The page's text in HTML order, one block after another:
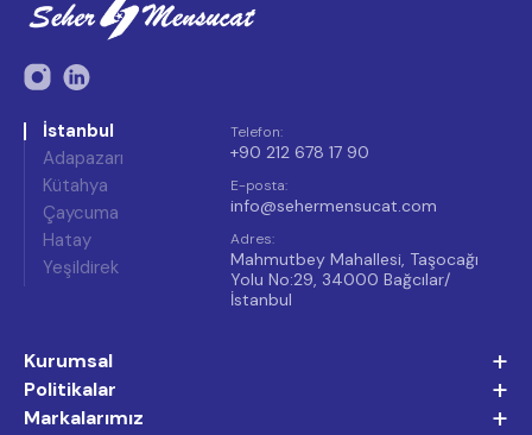
İstanbul
Adapazarı
Kütahya
Çaycuma
Hatay
Yeşildirek
Telefon:
+90 212 678 17 90
E-posta:
info@sehermensucat.com
Adres:
Mahmutbey Mahallesi, Taşocağı
Yolu No:29, 34000 Bağcılar/
İstanbul
Kurumsal +
Politikalar +
Markalarımız +